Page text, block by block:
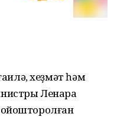
хеҙмәт һәм
Ленара